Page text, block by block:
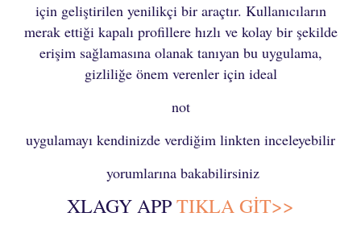
için geliştirilen yenilikçi bir araçtır. Kullanıcıların
merak ettiği kapalı profillere hızlı ve kolay bir şekilde
erişim sağlamasına olanak tanıyan bu uygulama,
gizliliğe önem verenler için ideal
not
uygulamayı kendinizde verdiğim linkten inceleyebilir
yorumlarına bakabilirsiniz
XLAGY APPTIKLA GİT>>